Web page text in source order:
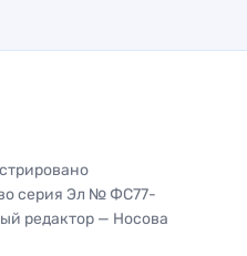
серия Эл № ФС77-
редактор — Носова